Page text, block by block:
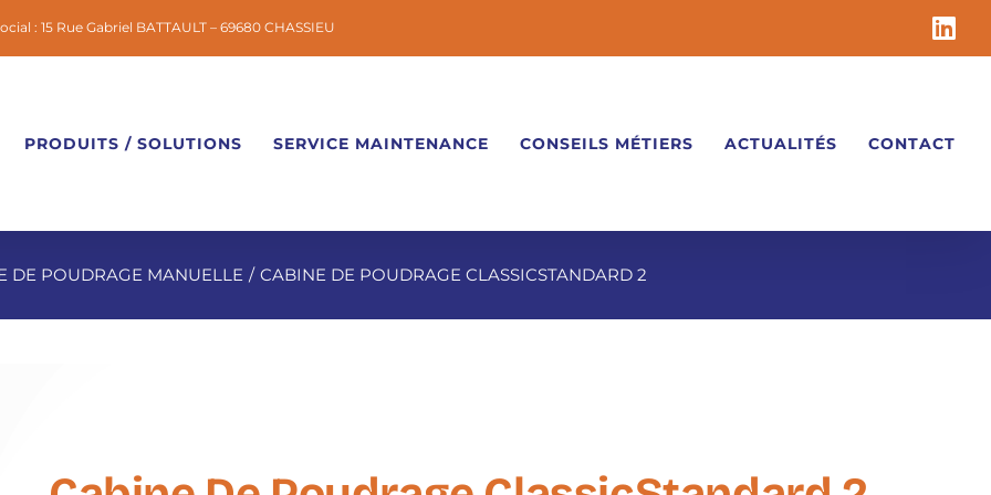
: 15 Rue Gabriel BATTAULT – 69680 CHASSIEU
PRODUITS / SOLUTIONS SERVICE MAINTENANCE CONSEILS MÉTIERS ACTUALITÉS CONTACT
DE POUDRAGE MANUELLE CABINE DE POUDRAGE CLASSICSTANDARD 2